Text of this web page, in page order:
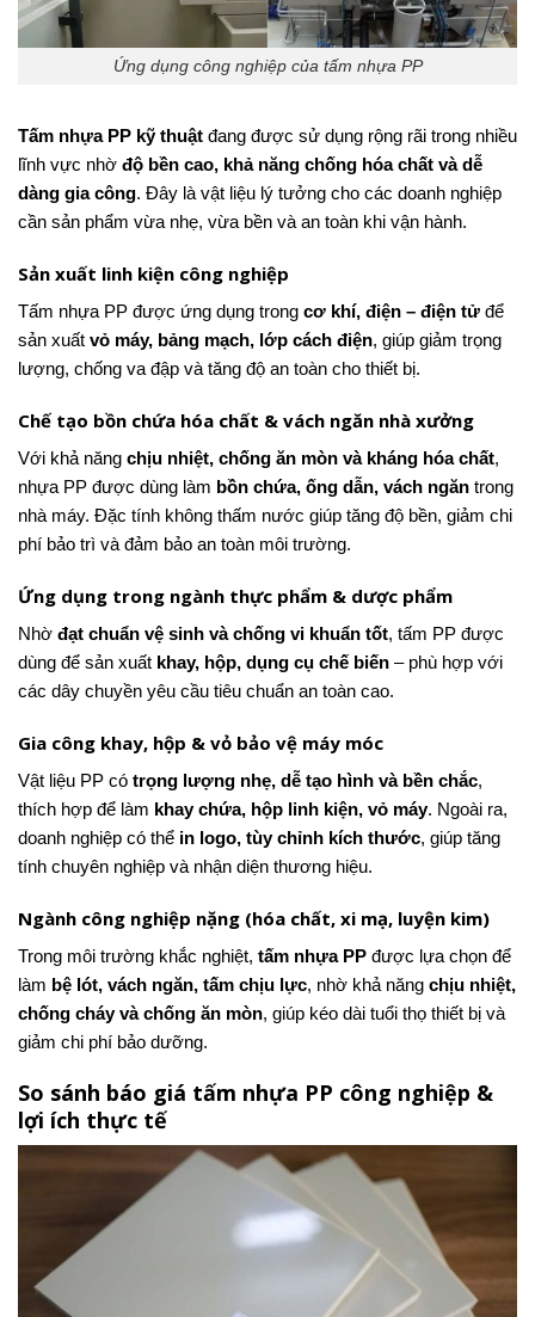
Ứng dụng công nghiệp của tấm nhựa PP
Tấm nhựa PP kỹ thuật đang được sử dụng rộng rãi trong nhiều
lĩnh vực nhờ độ bền cao, khả năng chống hóa chất và dễ
dàng gia công. Đây là vật liệu lý tưởng cho các doanh nghiệp
cần sản phẩm vừa nhẹ, vừa bền và an toàn khi vận hành.
Sản xuất linh kiện công nghiệp
Tấm nhựa PP được ứng dụng trong cơ khí, điện – điện tử để
sản xuất vỏ máy, bảng mạch, lớp cách điện, giúp giảm trọng
lượng, chống va đập và tăng độ an toàn cho thiết bị.
Chế tạo bồn chứa hóa chất & vách ngăn nhà xưởng
Với khả năng chịu nhiệt, chống ăn mòn và kháng hóa chất,
nhựa PP được dùng làm bồn chứa, ống dẫn, vách ngăn trong
nhà máy. Đặc tính không thấm nước giúp tăng độ bền, giảm chi
phí bảo trì và đảm bảo an toàn môi trường.
Ứng dụng trong ngành thực phẩm & dược phẩm
Nhờ đạt chuẩn vệ sinh và chống vi khuẩn tốt, tấm PP được
dùng để sản xuất khay, hộp, dụng cụ chế biến – phù hợp với
các dây chuyền yêu cầu tiêu chuẩn an toàn cao.
Gia công khay, hộp & vỏ bảo vệ máy móc
Vật liệu PP có trọng lượng nhẹ, dễ tạo hình và bền chắc,
thích hợp để làm khay chứa, hộp linh kiện, vỏ máy. Ngoài ra,
doanh nghiệp có thể in logo, tùy chỉnh kích thước, giúp tăng
tính chuyên nghiệp và nhận diện thương hiệu.
Ngành công nghiệp nặng (hóa chất, xi mạ, luyện kim)
Trong môi trường khắc nghiệt, tấm nhựa PP được lựa chọn để
làm bệ lót, vách ngăn, tấm chịu lực, nhờ khả năng chịu nhiệt,
chống cháy và chống ăn mòn, giúp kéo dài tuổi thọ thiết bị và
giảm chi phí bảo dưỡng.
So sánh báo giá tấm nhựa PP công nghiệp &
lợi ích thực tế